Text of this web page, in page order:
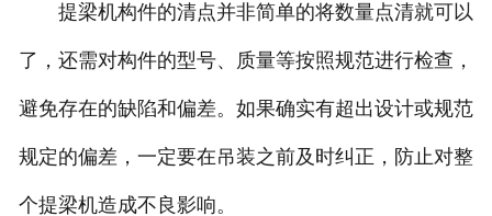
提梁机构件的清点并非简单的将数量点清就可以
了，还需对构件的型号、质量等按照规范进行检查，
避免存在的缺陷和偏差。如果确实有超出设计或规范
规定的偏差，一定要在吊装之前及时纠正，防止对整
个提梁机造成不良影响。